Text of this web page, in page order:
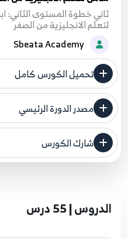
ثاني خطوة المستوى الثاني:
لتعلم الانجليزية من الصفر
Sbeata Academy
تحميل الكورس كامل
مصدر الدورة الرئيسي
فنحن لا ندعي ملكية أي
شارك الكورس
الدروس | 55 درس